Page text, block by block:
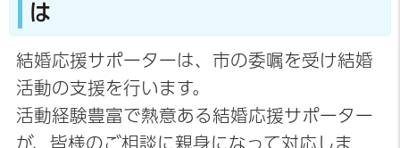
は
結婚応援サポーターは、市の委嘱を受け結婚
活動の支援を行います。
活動経験豊富で熱意ある結婚応援サポーター
が、皆様のご相談に親身になって対応しま